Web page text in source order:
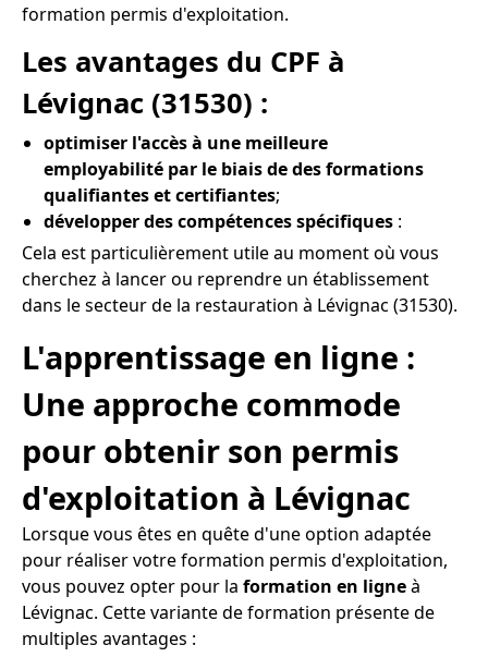
formation permis d'exploitation.
Les avantages du CPF à
Lévignac (31530) :
optimiser l'accès à une meilleure
employabilité par le biais de des formations
qualifiantes et certifiantes;
développer des compétences spécifiques :
Cela est particulièrement utile au moment où vous
cherchez à lancer ou reprendre un établissement
dans le secteur de la restauration à Lévignac (31530).
L'apprentissage en ligne :
Une approche commode
pour obtenir son permis
d'exploitation à Lévignac
Lorsque vous êtes en quête d'une option adaptée
pour réaliser votre formation permis d'exploitation,
vous pouvez opter pour la formation en ligneà
Lévignac. Cette variante de formation présente de
multiples avantages :